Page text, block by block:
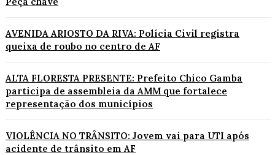
AVENIDA ARIOSTO DA RIVA: Polícia Civil registra
queixa de roubo no centro de AF
ALTA FLORESTA PRESENTE: Prefeito Chico Gamba
participa de assembleia da AMM que fortalece
representação dos municípios
VIOLÊNCIA NO TRÂNSITO: Jovem vai para UTI após
acidente de trânsito em AF